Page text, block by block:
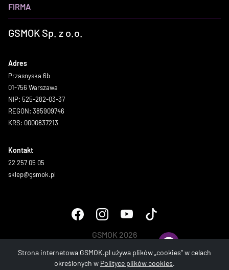
FIRMA
GSMOK Sp. z o.o.
Adres
Przasnyska 6b
01-756 Warszawa
NIP: 525-282-03-37
REGON: 385909746
KRS: 0000837213
Kontakt
22 257 05 05
sklep@gsmok.pl
GSMOK 2026
Strona internetowa GSMOK.pl używa plików „cookies” w celach
określonych w Polityce plików cookies.